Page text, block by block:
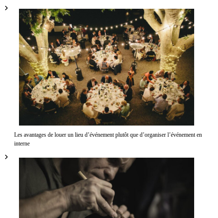
Les avantages de louer un lieu d’événement plutôt que d’organiser l’événement en
interne